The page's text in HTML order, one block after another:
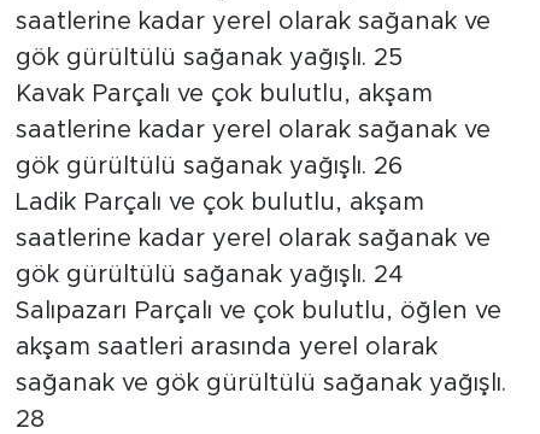
saatlerine kadar yerel olarak sağanak ve
gök gürültülü sağanak yağışlı. 25
Kavak Parçalı ve çok bulutlu, akşam
saatlerine kadar yerel olarak sağanak ve
gök gürültülü sağanak yağışlı. 26
Ladik Parçalı ve çok bulutlu, akşam
saatlerine kadar yerel olarak sağanak ve
gök gürültülü sağanak yağışlı. 24
Salıpazarı Parçalı ve çok bulutlu, öğlen ve
akşam saatleri arasında yerel olarak
sağanak ve gök gürültülü sağanak yağışlı.
28